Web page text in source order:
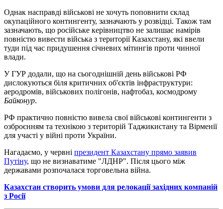
Однак насправді військові не хочуть поповнити склад
окупаційного контингенту, зазначають у розвідці. Також там
зазначають, що російське керівництво не залишає намірів
повністю вивести війська з території Казахстану, які ввели
туди під час придушення січневих мітингів проти чинної
влади.
У ГУР додали, що на сьогоднішній день військові РФ
дислокуються біля критичних об'єктів інфраструктури:
аеродромів, військових полігонів, нафтобаз, космодрому
Байконур.
РФ практично повністю вивела свої військові контингенти з
озброєнням та технікою з територій Таджикистану та Вірменії
для участі у війні проти України.
Нагадаємо, у червні президент Казахстану прямо заявив
Путіну, що не визнаватиме "ЛДНР". Після цього між
державами розпочалася торговельна війна.
Казахстан створить умови для релокації західних компаній
з Росії